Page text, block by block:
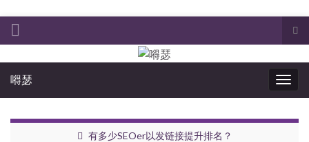
嘚瑟
有多少SEOer以发链接提升排名？